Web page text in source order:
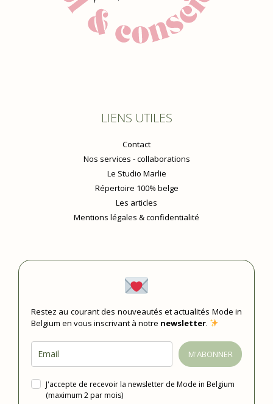
LIENS UTILES
Contact
Nos services - collaborations
Le Studio Marlie
Répertoire 100% belge
Les articles
Mentions légales & confidentialité
Restez au courant des nouveautés et actualités Mode in
Belgium en vous inscrivant à notre newsletter.
M'ABONNER
J'accepte de recevoir la newsletter de Mode in Belgium
(maximum 2 par mois)